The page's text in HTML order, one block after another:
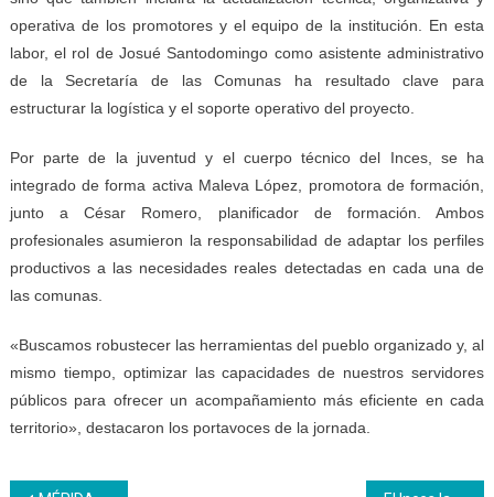
operativa de los promotores y el equipo de la institución. En esta
labor, el rol de Josué Santodomingo como asistente administrativo
de la Secretaría de las Comunas ha resultado clave para
estructurar la logística y el soporte operativo del proyecto.
Por parte de la juventud y el cuerpo técnico del Inces, se ha
integrado de forma activa Maleva López, promotora de formación,
junto a César Romero, planificador de formación. Ambos
profesionales asumieron la responsabilidad de adaptar los perfiles
productivos a las necesidades reales detectadas en cada una de
las comunas.
«Buscamos robustecer las herramientas del pueblo organizado y, al
mismo tiempo, optimizar las capacidades de nuestros servidores
públicos para ofrecer un acompañamiento más eficiente en cada
territorio», destacaron los portavoces de la jornada.